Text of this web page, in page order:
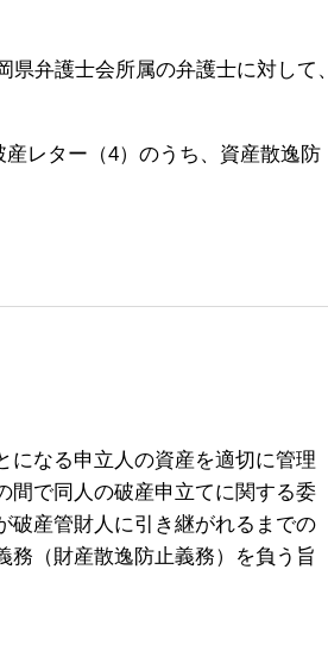
弁護士会所属の弁護士に対して、
レター（4）のうち、資産散逸防
になる申立人の資産を適切に管理
間で同人の破産申立てに関する委
破産管財人に引き継がれるまでの
務（財産散逸防止義務）を負う旨